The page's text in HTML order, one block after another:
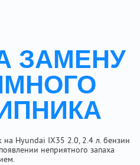
ЗАМЕНУ
Hyundai IX35 2.0, 2.4 л. бензин
неприятного запаха